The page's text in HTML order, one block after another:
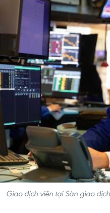
Giao dịch viên tại Sàn giao